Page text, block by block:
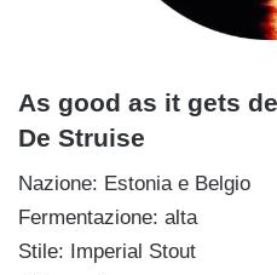
As good as it gets
De Struise
Nazione: Estonia e Belgio
Fermentazione: alta
Stile: Imperial Stout